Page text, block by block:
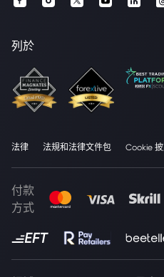
列於
法律 法規和法律文件包 Cookie
付款
方式